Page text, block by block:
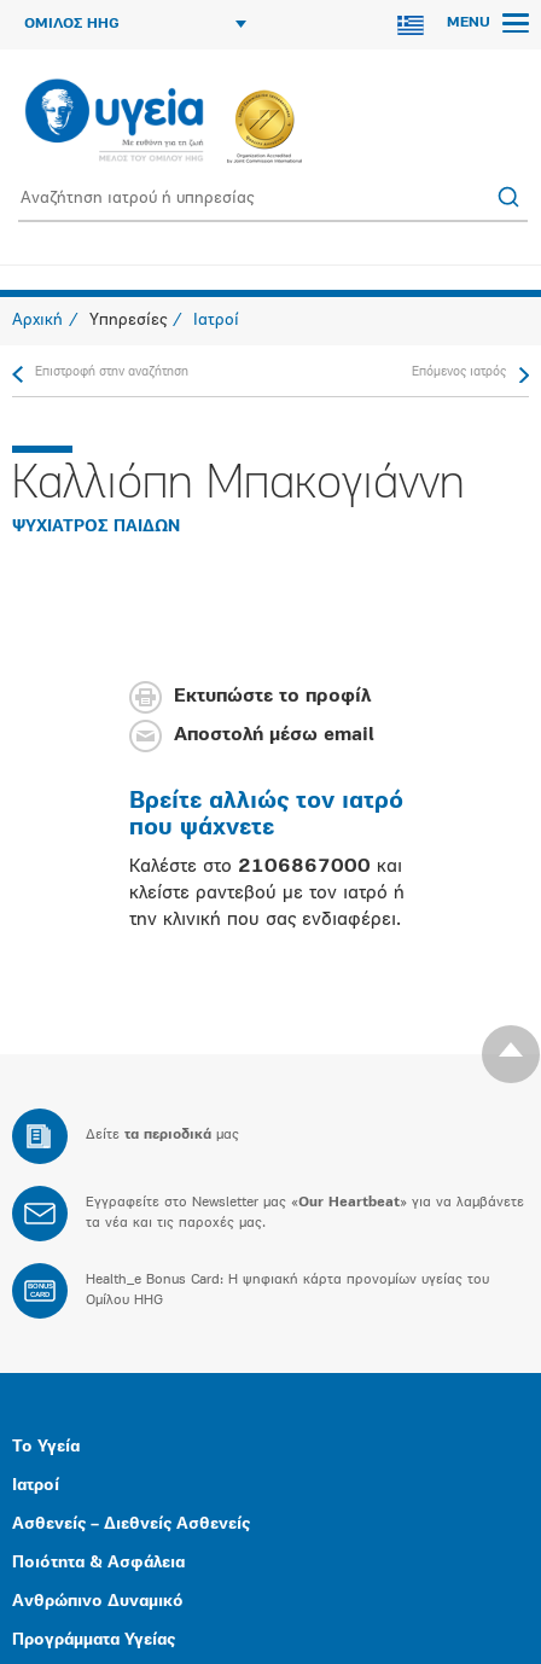
ΟΜΙΛΟΣ HHG MENU
Αρχική Υπηρεσίες Ιατροί
Επιστροφή στην αναζήτηση Επόμενος ιατρός
Καλλιόπη Μπακογιάννη
ΨΥΧΙΑΤΡΟΣ ΠΑΙΔΩΝ
Εκτυπώστε το προφίλ
Αποστολή μέσω email
Βρείτε αλλιώς τον ιατρό
που ψάχνετε
Καλέστε στο 2106867000 και
κλείστε ραντεβού με τον ιατρό ή
την κλινική που σας ενδιαφέρει.
Δείτε τα περιοδικά μας
Εγγραφείτε στο Newsletter μας «Our Heartbeat» για να λαμβάνετε
τα νέα και τις παροχές μας.
BONUS
CARD
Health_e Bonus Card: H ψηφιακή κάρτα προνομίων υγείας του
Ομίλου HHG
Το Υγεία
Ιατροί
Ασθενείς – Διεθνείς Ασθενείς
Ποιότητα & Ασφάλεια
Ανθρώπινο Δυναμικό
Προγράμματα Υγείας